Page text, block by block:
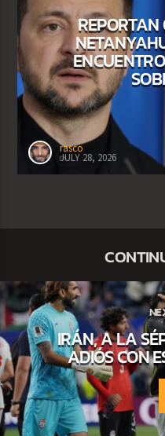
rasco
JULY 28, 2026
IRÁN, A LA
ADIÓS CON